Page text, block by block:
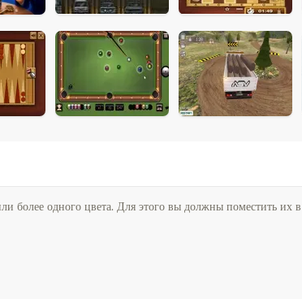
более одного цвета. Для этого вы должны поместить